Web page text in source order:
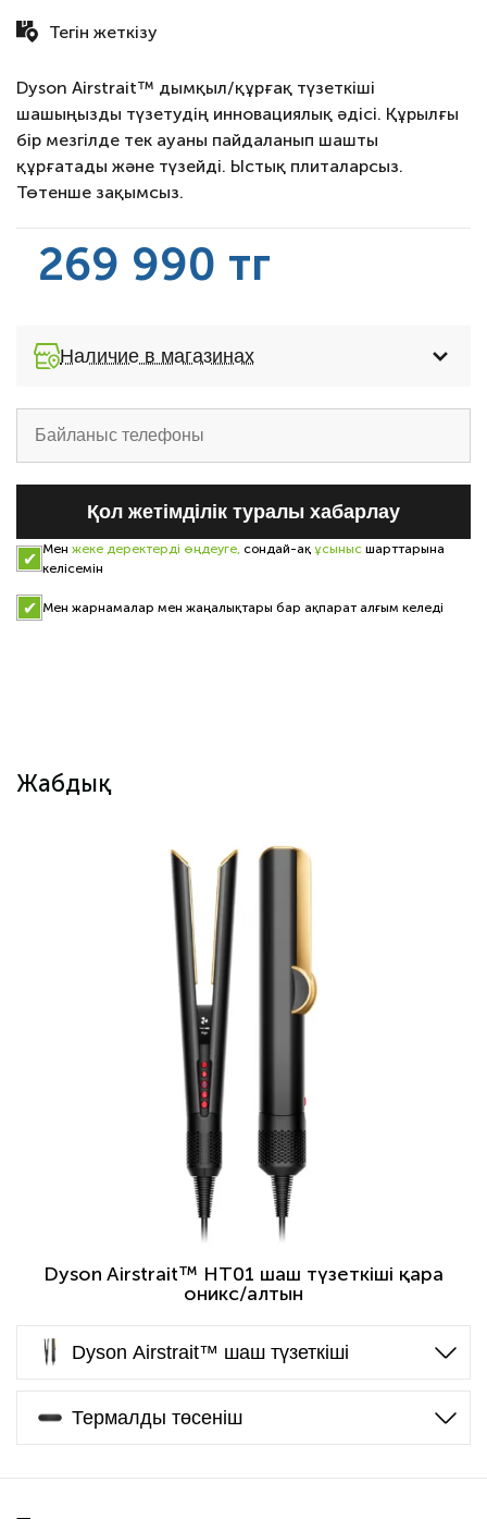
Тегін жеткізу
Dyson Airstrait™ дымқыл/құрғақ түзеткіші
шашыңызды түзетудің инновациялық әдісі. Құрылғы
бір мезгілде тек ауаны пайдаланып шашты
құрғатады және түзейді. Ыстық плиталарсыз.
Төтенше зақымсыз.
269 990 тг
Наличие в магазинах
Қол жетімділік туралы хабарлау
Мен жеке деректерді өңдеуге, сондай-ақ ұсыныс шарттарына
келісемін
Мен жарнамалар мен жаңалықтары бар ақпарат алғым келеді
Жабдық
Dyson Airstrait™ HT01 шаш түзеткіші қара
оникс/алтын
Dyson Airstrait™ шаш түзеткіші
Термалды төсеніш